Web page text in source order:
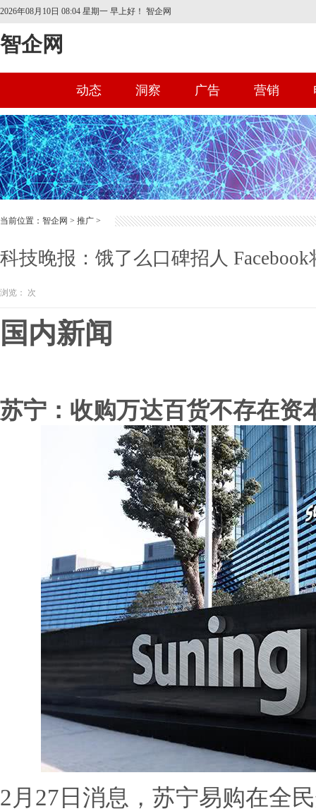
2026年08月10日 08:04 星期一 早上好！ 智企网
智企网
首页
动态 洞察 广告 营销
当前位置： 智企网 > 推广 >
科技晚报：饿了么口碑招人
浏览： 次
国内新闻
苏宁：收购万达百货不存在资
2月27日消息，苏宁易购在全